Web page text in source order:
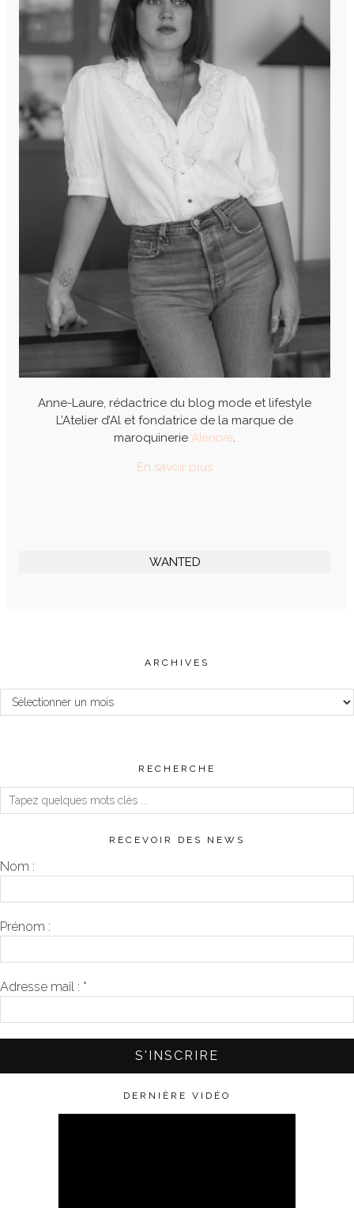
Anne-Laure, rédactrice du blog mode et lifestyle
L’Atelier d’Al et fondatrice de la marque de
maroquinerie Alénore.
En savoir plus
WANTED
ARCHIVES
Archives
RECHERCHE
RECEVOIR DES NEWS
Nom :
Prénom :
Adresse mail : *
DERNIÈRE VIDÉO